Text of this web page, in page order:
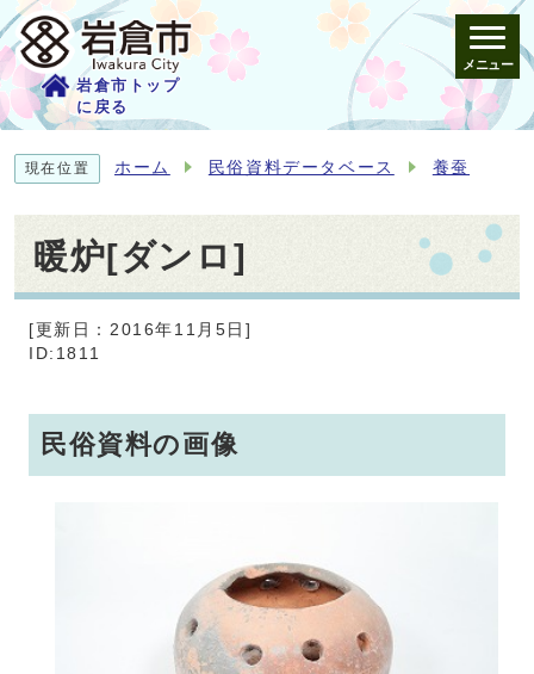
岩倉市トップ
に戻る
メニュー
現在位置 ホーム 民俗資料データベース 養蚕
暖炉[ダンロ]
[更新日：2016年11月5日]
ID:1811
民俗資料の画像